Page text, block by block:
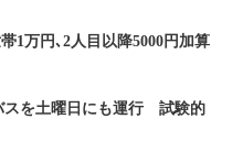
1万円､2人目以降5000円加算
スを土曜日にも運行 試験的